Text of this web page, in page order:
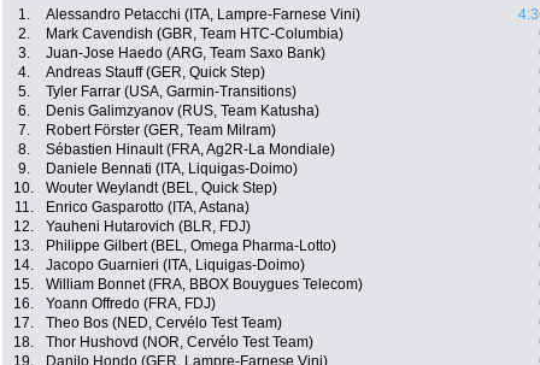
1. Alessandro Petacchi (ITA, Lampre-Farnese Vini)
2.
Mark Cavendish (GBR, Team HTC-Columbia)
3.
Juan-Jose Haedo (ARG, Team Saxo Bank)
4.
Andreas Stauff (GER, Quick Step)
5.
Tyler Farrar (USA, Garmin-Transitions)
6.
Denis Galimzyanov (RUS, Team Katusha)
7.
Robert Förster (GER, Team Milram)
8.
Sébastien Hinault (FRA, Ag2R-La Mondiale)
9.
Daniele Bennati (ITA, Liquigas-Doimo)
10.
Wouter Weylandt (BEL, Quick Step)
11.
Enrico Gasparotto (ITA, Astana)
12.
Yauheni Hutarovich (BLR, FDJ)
13.
Philippe Gilbert (BEL, Omega Pharma-Lotto)
14.
Jacopo Guarnieri (ITA, Liquigas-Doimo)
15.
William Bonnet (FRA, BBOX Bouygues Telecom)
16.
Yoann Offredo (FRA, FDJ)
17.
Theo Bos (NED, Cervélo Test Team)
18.
Thor Hushovd (NOR, Cervélo Test Team)